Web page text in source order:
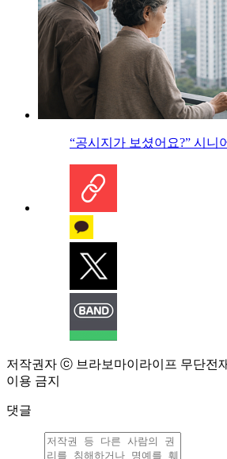
“공시지가 보셨어요?” 시니
저작권자 ⓒ 브라보마이라이프 무단전
이용 금지
댓글